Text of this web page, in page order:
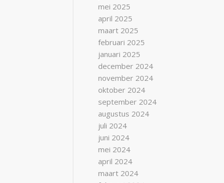
mei 2025
april 2025
maart 2025
februari 2025
januari 2025
december 2024
november 2024
oktober 2024
september 2024
augustus 2024
juli 2024
juni 2024
mei 2024
april 2024
maart 2024